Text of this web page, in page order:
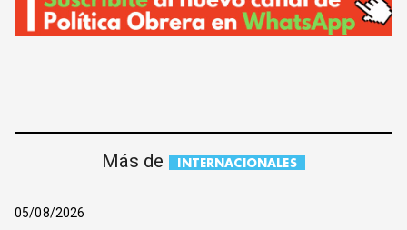
Más de INTERNACIONALES
05/08/2026